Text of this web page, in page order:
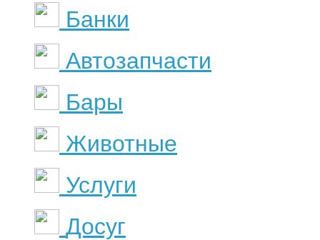
Банки
Автозапчасти
Бары
Животные
Услуги
Досуг